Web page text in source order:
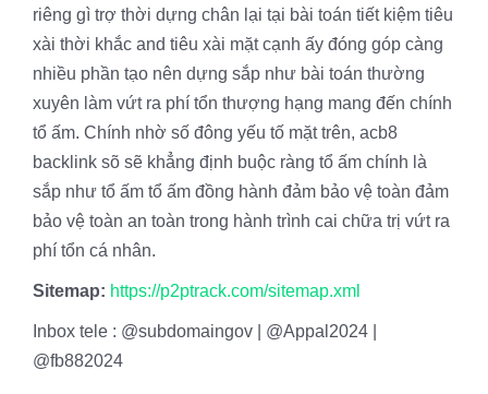
riêng gì trợ thời dựng chân lại tại bài toán tiết kiệm tiêu
xài thời khắc and tiêu xài mặt cạnh ấy đóng góp càng
nhiều phần tạo nên dựng sắp như bài toán thường
xuyên làm vứt ra phí tổn thượng hạng mang đến chính
tổ ấm. Chính nhờ số đông yếu tố mặt trên, acb8
backlink sõ sẽ khẳng định buộc ràng tổ ấm chính là
sắp như tổ ấm tổ ấm đồng hành đảm bảo vệ toàn đảm
bảo vệ toàn an toàn trong hành trình cai chữa trị vứt ra
phí tổn cá nhân.
Sitemap: https://p2ptrack.com/sitemap.xml
Inbox tele : @subdomaingov | @Appal2024 |
@fb882024